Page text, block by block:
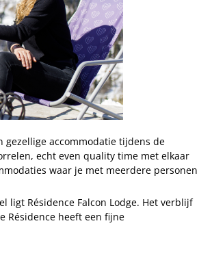
accommodatie tijdens de
echt even quality time met elkaar
waar je met meerdere personen
ligt Résidence Falcon Lodge. Het verblijf
Résidence heeft een fijne